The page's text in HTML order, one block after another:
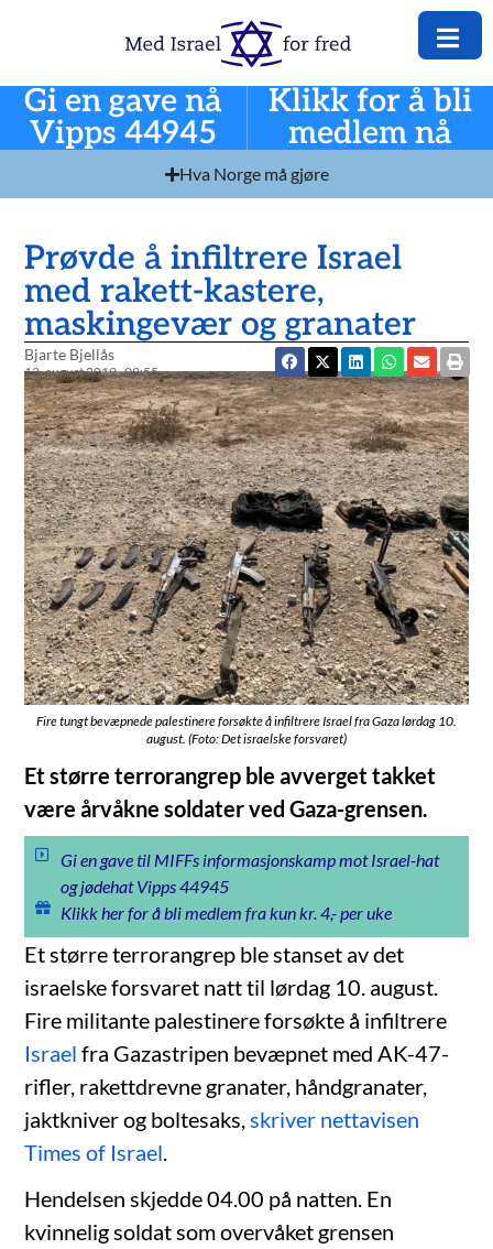
Gi en gave nå
Vipps 44945
Klikk for å bli
medlem nå
Hva Norge må gjøre
Prøvde å infiltrere Israel
med rakett-kastere,
maskingevær og granater
Bjarte Bjellås
12. august 2019 09:55
Fire tungt bevæpnede palestinere forsøkte å infiltrere Israel fra Gaza lørdag 10.
august. (Foto: Det israelske forsvaret)
Et større terrorangrep ble avverget takket
være årvåkne soldater ved Gaza-grensen.
Gi en gave til MIFFs informasjonskamp mot Israel-hat
og jødehat Vipps 44945
Klikk her for å bli medlem fra kun kr. 4,- per uke
Et større terrorangrep ble stanset av det
israelske forsvaret natt til lørdag 10. august.
Fire militante palestinere forsøkte å infiltrere
Israel fra Gazastripen bevæpnet med AK-47-
rifler, rakettdrevne granater, håndgranater,
jaktkniver og boltesaks, skriver nettavisen
Times of Israel
Hendelsen skjedde 04.00 på natten. En
kvinnelig soldat som overvåket grensen